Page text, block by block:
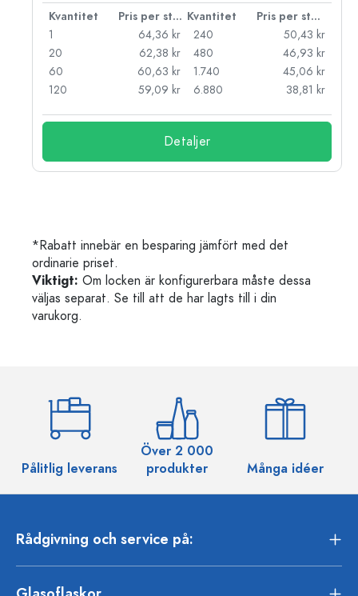
Kvantitet Pris per styck Kvantitet
Pris per styck
1
64,36 kr
20
62,38 kr
60
60,63 kr
120
59,09 kr
240
50,43 kr
480
46,93 kr
1.740
45,06 kr
6.880
38,81 kr
Detaljer
*Rabatt innebär en besparing jämfört med det
ordinarie priset.
Viktigt: Om locken är konfigurerbara måste dessa
väljas separat. Se till att de har lagts till i din
varukorg.
Pålitlig leverans
Över 2 000
produkter
Många idéer
Rådgivning och service på: